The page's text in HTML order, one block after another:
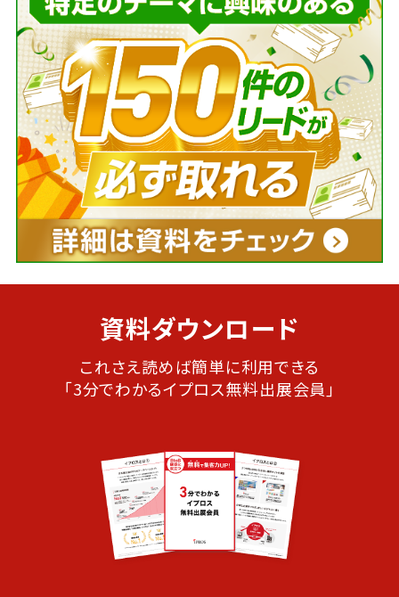
資料ダウンロード
これさえ読めば簡単に利用できる
「3分でわかるイプロス無料出展会員」